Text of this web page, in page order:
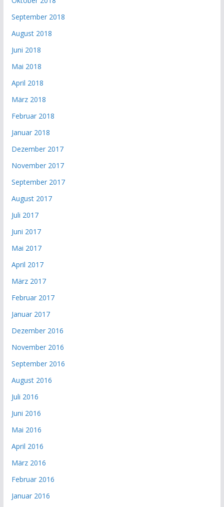
September 2018
August 2018
Juni 2018
Mai 2018
April 2018
März 2018
Februar 2018
Januar 2018
Dezember 2017
November 2017
September 2017
August 2017
Juli 2017
Juni 2017
Mai 2017
April 2017
März 2017
Februar 2017
Januar 2017
Dezember 2016
November 2016
September 2016
August 2016
Juli 2016
Juni 2016
Mai 2016
April 2016
März 2016
Februar 2016
Januar 2016